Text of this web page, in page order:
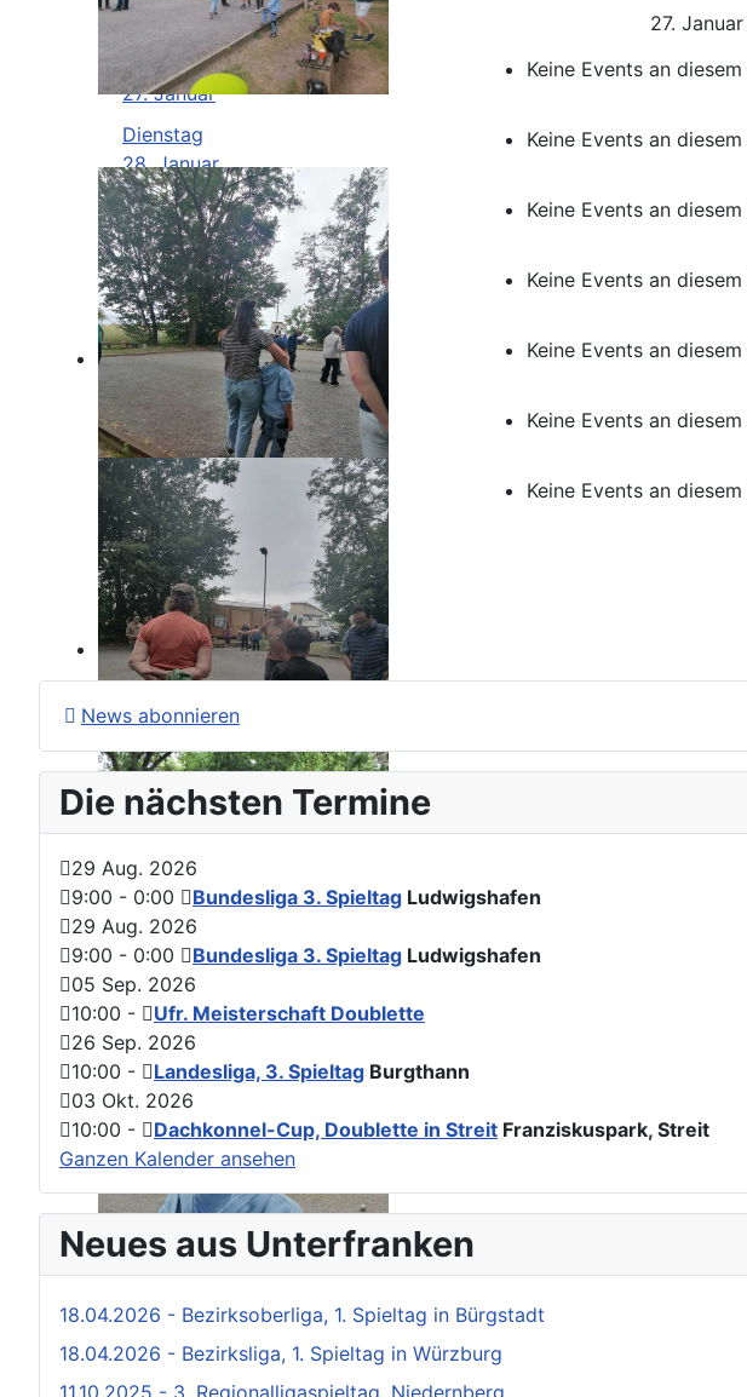
27.
Montag
27. Januar
Keine Events an
Dienstag
28. Januar
Keine Events an
Mittwoch
29. Januar
Keine Events an
Donnerstag
30. Januar
Keine Events an
Freitag
31. Januar
Keine Events an
Samstag
01. Februar
Keine Events an
Sonntag
02. Februar
Keine Events an
News abonnieren
Die nächsten Termine
29 Aug. 2026
9:00 - 0:00 Bundesliga 3. Spieltag Ludwigshafen
29 Aug. 2026
9:00 - 0:00 Bundesliga 3. Spieltag Ludwigshafen
05 Sep. 2026
10:00 -
Ufr. Meisterschaft Doublette
26 Sep. 2026
10:00 - Landesliga, 3. Spieltag Burgthann
03 Okt. 2026
10:00 - Dachkonnel-Cup, Doublette in Streit Franziskuspark, Streit
Ganzen Kalender ansehen
Neues aus Unterfranken
18.04.2026 - Bezirksoberliga, 1. Spieltag in Bürgstadt
18.04.2026 - Bezirksliga, 1. Spieltag in Würzburg
11.10.2025 - 3. Regionalligaspieltag, Niedernberg